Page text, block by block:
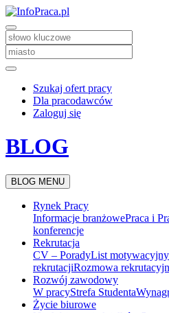
Szukaj ofert pracy
Dla pracodawców
Zaloguj się
BLOG
BLOG MENU
Rynek Pracy
Informacje branżowePraca i
konferencje
Rekrutacja
CV – PoradyList
rekrutacjiRozmowa
Rozwój zawodowy
W pracyStrefa Studenta
Życie biurowe